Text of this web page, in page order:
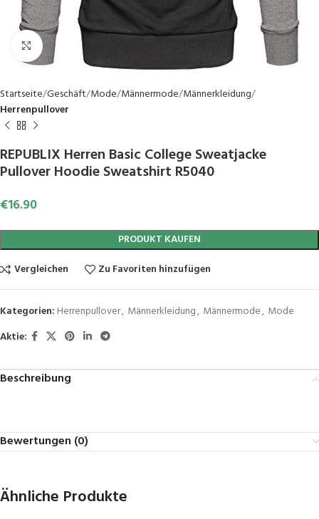
Click to enlarge
Startseite Geschäft Mode Männermode Männerkleidung
Herrenpullover
REPUBLIX Herren Basic College Sweatjacke
Pullover Hoodie Sweatshirt R5040
€16.90
PRODUKT KAUFEN
Vergleichen
Zu Favoriten hinzufügen
Kategorien: Herrenpullover, Männerkleidung, Männermode, Mode
Aktie:
Beschreibung
Bewertungen (0)
Ähnliche Produkte